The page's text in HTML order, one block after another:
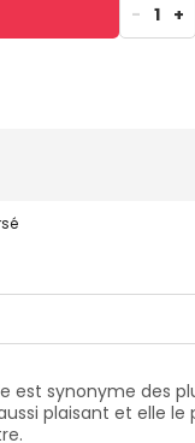
- 1
+
est synonyme
plaisant et elle